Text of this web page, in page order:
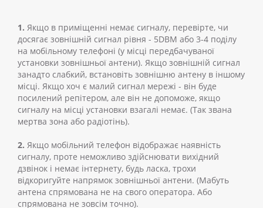
1. Якщо в приміщенні немає сигналу, перевірте, чи
досягає зовнішній сигнал рівня - 5DBM або 3-4 поділу
на мобільному телефоні (у місці передбачуваної
установки зовнішньої антени). Якщо зовнішній сигнал
занадто слабкий, встановіть зовнішню антену в іншому
місці. Якщо хоч є малий сигнал мережі - він буде
посилений репітером, але він не допоможе, якщо
сигналу на місці установки взагалі немає. (Так звана
мертва зона або радіотінь).
2. Якщо мобільний телефон відображає наявність
сигналу, проте неможливо здійснювати вихідний
дзвінок і немає інтернету, будь ласка, трохи
відкоригуйте напрямок зовнішньої антени. (Мабуть
антена спрямована не на свого оператора. Або
спрямована не зовсім точно).